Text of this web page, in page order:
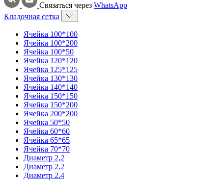
Связаться через WhatsApp
Кладочная сетка
Ячейка 100*100
Ячейка 100*200
Ячейка 100*50
Ячейка 120*120
Ячейка 125*125
Ячейка 130*130
Ячейка 140*140
Ячейка 150*150
Ячейка 150*200
Ячейка 200*200
Ячейка 50*50
Ячейка 60*60
Ячейка 65*65
Ячейка 70*70
Диаметр 2,2
Диаметр 2.2
Диаметр 2.4